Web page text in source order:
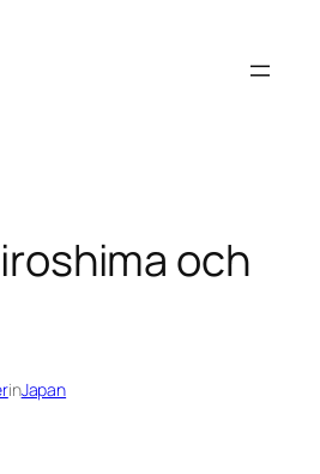
och
inJapan